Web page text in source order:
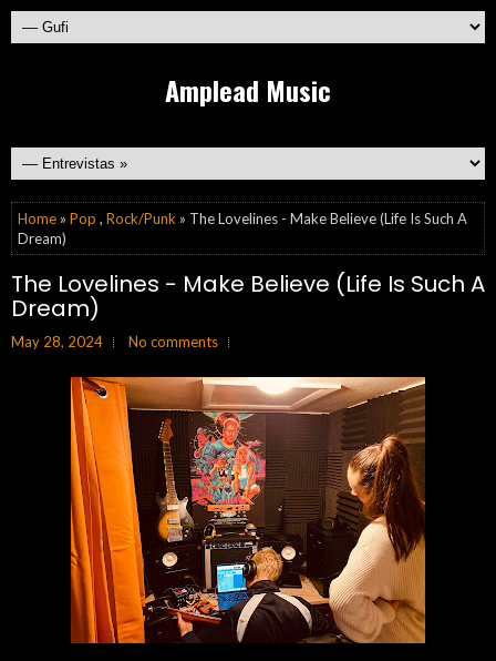
Amplead Music
Home » Pop , Rock/Punk » The Lovelines - Make Believe (Life Is Such A
Dream)
The Lovelines - Make Believe (Life Is Such A
Dream)
May 28, 2024 No comments